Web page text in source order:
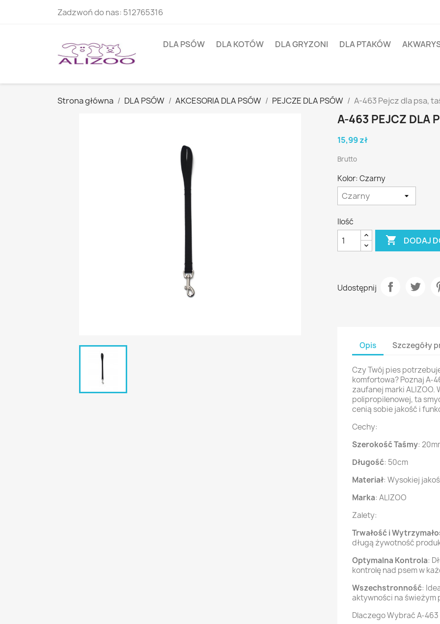
Zadzwoń do nas: 512765316
DLA PSÓW DLA KOTÓW DLA GRYZONI DLA PTAKÓW
Strona główna DLA PSÓW AKCESORIA DLA PSÓW PEJCZE DLA PSÓW A-463 Pejcz dla psa,
A-463 PEJCZ DLA
15,99 zł
Brutto
Kolor: Czarny
Ilość
 DODAJ
Udostępnij
Opis Szczegóły
Czy Twój pies
komfortowa? Poznaj A-
zaufanej marki
polipropilenowej, ta
cenią sobie jakość i
Cechy:
Szerokość Taśmy:
Długość: 50cm
Materiał: Wysokiej
Marka: ALIZOO
Zalety:
Trwałość i
długą żywotność
Optymalna Kontrola:
kontrolę nad psem w
Wszechstronność:
aktywności na świeżym
Dlaczego Wybrać A-463